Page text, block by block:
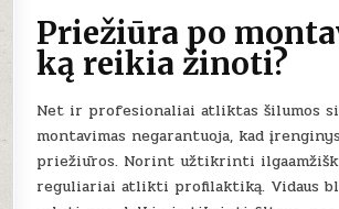
Priežiūra po
ką reikia žinoti?
Net ir profesionaliai atliktas šilumos
montavimas negarantuoja, kad
priežiūros. Norint užtikrinti
reguliariai atlikti profilaktiką. Vidaus